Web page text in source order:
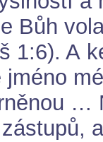
Bůh
1:6). A
jméno
…